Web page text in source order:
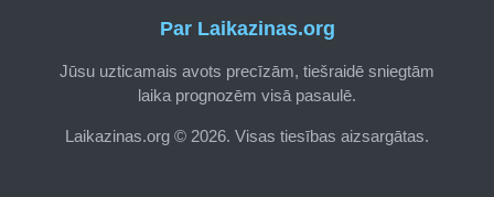
Par Laikazinas.org
Jūsu uzticamais avots precīzām, tiešraidē sniegtām
laika prognozēm visā pasaulē.
Laikazinas.org © 2026. Visas tiesības aizsargātas.